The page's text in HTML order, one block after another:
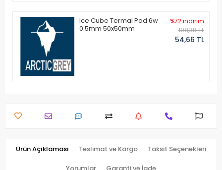
Ice Cube Termal Pad 6w
0.5mm 50x50mm
%72 indirim
198,38 TL
54,66 TL
Ürün Açıklaması Teslimat ve Kargo Taksit Seçenekleri